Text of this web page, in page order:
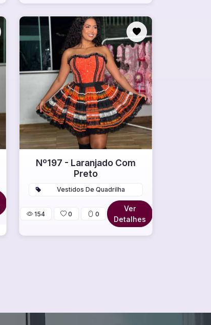
Nº197 - Laranjado Com
Preto
Vestidos De Quadrilha
154 0 0
Ver
Detalhes